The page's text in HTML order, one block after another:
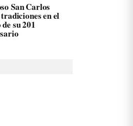
San Carlos
en el
su 201